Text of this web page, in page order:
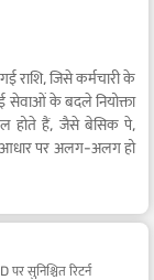
राशि, जिसे कर्मचारी के
सेवाओं के बदले नियोक्ता
होते हैं, जैसे बेसिक पे,
आधार पर अलग-अलग हो
सुनिश्चित रिटर्न